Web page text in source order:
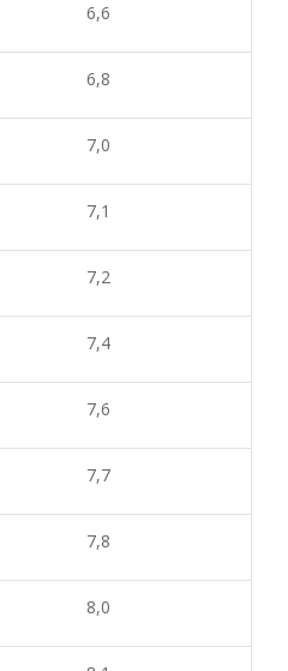
6,6
6,8
7,0
7,1
7,2
7,4
7,6
7,7
7,8
8,0